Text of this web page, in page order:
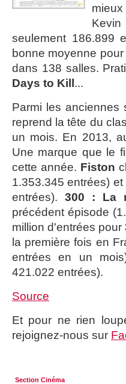
seulement 186.899
bonne moyenne pour
dans 138 salles.
Days to Kill ...
Parmi les
reprend la tête du
un mois. En 2013,
Une marque que le
cette année. Fiston
1.353.345 entrées) et
entrées). 300 : La
précédent épisode
million d'entrées pour
la première fois en
entrées en un
421.022 entrées).
Source
Et pour ne rien
rejoignez-nous sur
Section Cinéma